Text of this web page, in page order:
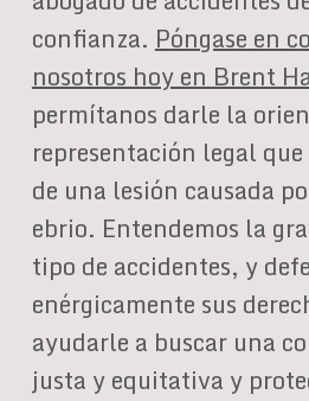
confianza. Póngase en
nosotros hoy en Brent
permítanos darle la
representación legal
de una lesión causada
ebrio. Entendemos la
tipo de accidentes, y
enérgicamente sus
ayudarle a buscar una
justa y equitativa y